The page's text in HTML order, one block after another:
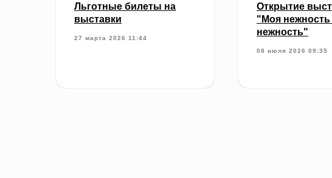
Льготные билеты на
выставки
27 марта 2026 11:44
Открытие
"Моя нежность
нежность"
08 июля 2026 09:35